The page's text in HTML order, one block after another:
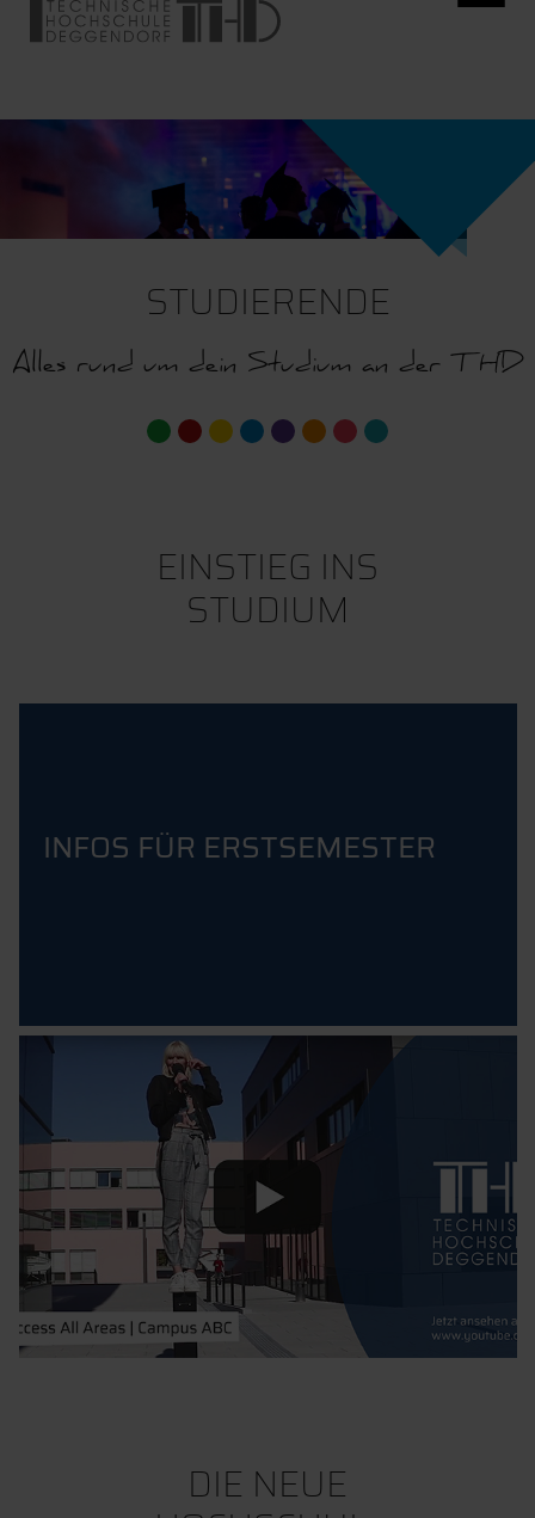
STUDIERENDE
Alles rund um dein Studium an der THD
EINSTIEG INS
STUDIUM
INFOS FÜR ERSTSEMESTER
DIE NEUE